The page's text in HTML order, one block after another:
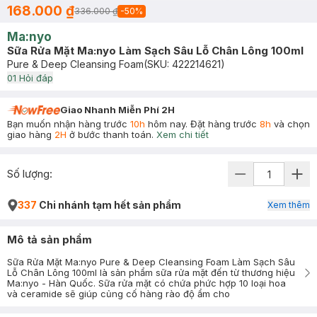
168.000 ₫336.000 ₫ -50%
Ma:nyo
Sữa Rửa Mặt Ma:nyo Làm Sạch Sâu Lỗ Chân Lông 100ml
Pure & Deep Cleansing Foam(SKU: 422214621)
01 Hỏi đáp
Giao Nhanh Miễn Phí 2H
Bạn muốn nhận hàng trước 10h hôm nay. Đặt hàng trước 8h và chọn
giao hàng 2H ở bước thanh toán. Xem chi tiết
Số lượng:
337 Chi nhánh tạm hết sản phẩm Xem thêm
Mô tả sản phẩm
Sữa Rửa Mặt Ma:nyo Pure & Deep Cleansing Foam Làm Sạch Sâu
Lỗ Chân Lông 100ml là sản phẩm sữa rửa mặt đến từ thương hiệu
Ma:nyo - Hàn Quốc. Sữa rửa mặt có chứa phức hợp 10 loại hoa
và ceramide sẽ giúp củng cố hàng rào độ ẩm cho